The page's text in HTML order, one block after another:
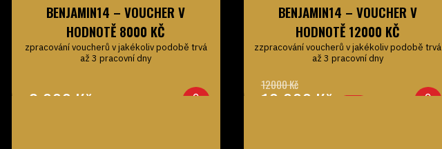
BENJAMIN14 – VOUCHER V
HODNOTĚ 8000 KČ
zpracování voucherů v jakékoliv podobě trvá
až 3 pracovní dny
8 000 Kč
BENJAMIN14 – VOUCHER V
HODNOTĚ 12000 KČ
zzpracování voucherů v jakékoliv podobě trvá
až 3 pracovní dny
10 000 Kč